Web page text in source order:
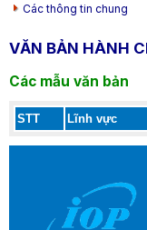
Các thông tin chung
VĂN BẢN HÀNH
Các mẫu văn bản
STT Lĩnh vực